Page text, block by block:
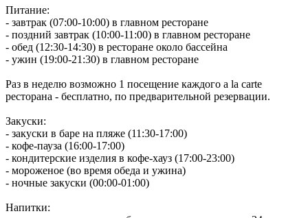
Питание:
- завтрак (07:00-10:00) в главном ресторане
- поздний завтрак (10:00-11:00) в главном ресторане
- обед (12:30-14:30) в ресторане около бассейна
- ужин (19:00-21:30) в главном ресторане
Раз в неделю возможно 1 посещение каждого a la carte
ресторана - бесплатно, по предварительной резервации.
Закуски:
- закуски в баре на пляже (11:30-17:00)
- кофе-пауза (16:00-17:00)
- кондитерские изделия в кофе-хауз (17:00-23:00)
- мороженое (во время обеда и ужина)
- ночные закуски (00:00-01:00)
Напитки: